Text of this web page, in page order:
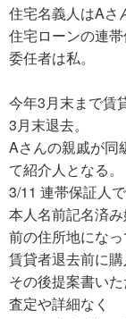
住宅名義人はAさ
住宅ローンの連帯
委任者は私。
今年3月末まで賃
3月末退去。
Aさんの親戚が同
て紹介人となる。
3/11 連帯保証人
本人名前記名済
前の住所地になっ
賃貸者退去前に
その後提案書いた
査定や詳細なく